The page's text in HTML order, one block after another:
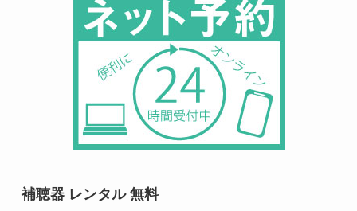
補聴器 レンタル 無料